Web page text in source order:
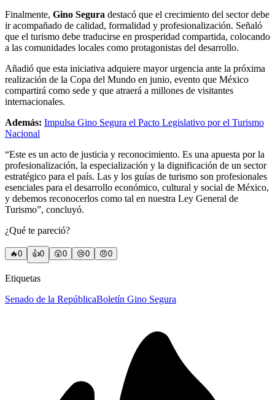
Finalmente, Gino Segura destacó que el crecimiento del sector debe
ir acompañado de calidad, formalidad y profesionalización. Señaló
que el turismo debe traducirse en prosperidad compartida, colocando
a las comunidades locales como protagonistas del desarrollo.
Añadió que esta iniciativa adquiere mayor urgencia ante la próxima
realización de la Copa del Mundo en junio, evento que México
compartirá como sede y que atraerá a millones de visitantes
internacionales.
Además: Impulsa Gino Segura el Pacto Legislativo por el Turismo
Nacional
“Este es un acto de justicia y reconocimiento. Es una apuesta por la
profesionalización, la especialización y la dignificación de un sector
estratégico para el país. Las y los guías de turismo son profesionales
esenciales para el desarrollo económico, cultural y social de México,
y debemos reconocerlos como tal en nuestra Ley General de
Turismo”, concluyó.
¿Qué te pareció?
🔥0 👍0 😲0 😢0 😠0
Etiquetas
Senado de la RepúblicaBoletín Gino Segura